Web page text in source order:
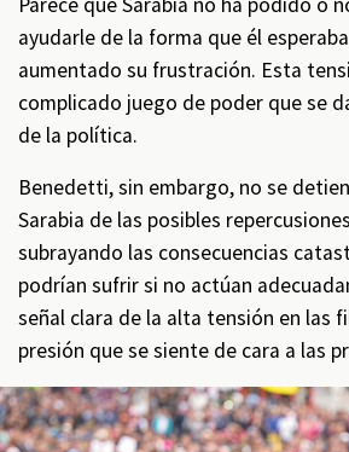
ayudarle de la forma que él
aumentado su frustración. Esta
complicado juego de poder que se
de la política.
Benedetti, sin embargo, no se
Sarabia de las posibles
subrayando las consecuencias
podrían sufrir si no actúan
señal clara de la alta tensión en las
presión que se siente de cara a las